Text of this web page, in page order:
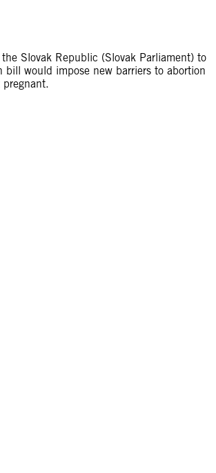
Slovak Republic (Slovak Parliament) to
would impose new barriers to abortion